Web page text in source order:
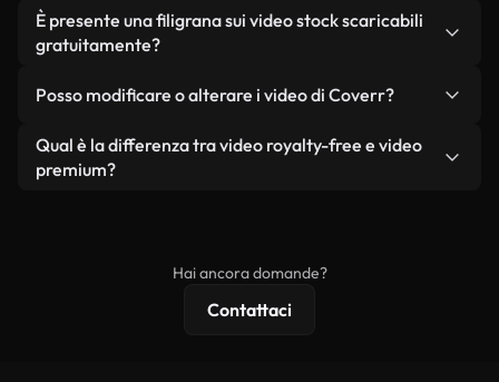
senza citare il creatore, sebbene sia sempre
gradito.
Sì. Tutti i filmati di Coverr possono essere utilizzati
in video monetizzati su YouTube, promozioni sui
condizione che non si rivendano o ridistribuiscano
È presente una filigrana sui video stock scaricabili
gratuitamente?
reali o generati dall'intelligenza artificiale, include
filigrane. Avrai a disposizione filmati puliti e pronti
all'uso.
Posso modificare o alterare i video di Coverr?
Sì. Siete liberi di tagliare, ritagliare o remixare i
nostri video. Assicuratevi solo che il prodotto
Qual è la differenza tra video royalty-free e video
premium?
Hai ancora domande?
Contattaci